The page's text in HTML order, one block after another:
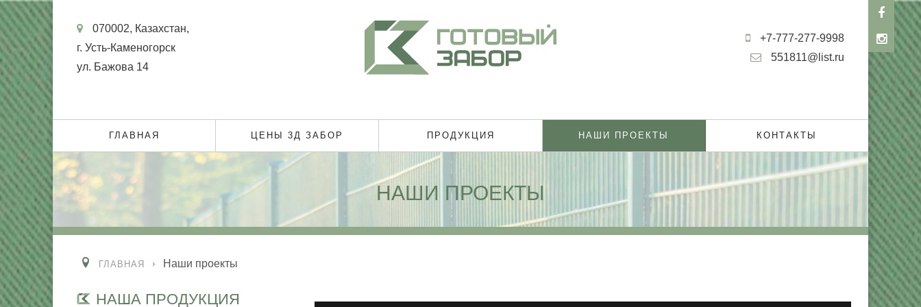
070002, Казахстан,
г. Усть-Каменогорск
ул. Бажова 14
+7-777-277-9998
551811@list.ru
ГЛАВНАЯ ЦЕНЫ 3Д ЗАБОР ПРОДУКЦИЯ НАШИ ПРОЕКТЫ КОНТАКТЫ
НАШИ ПРОЕКТЫ
ГЛАВНАЯ Наши проекты
НАША ПРОДУКЦИЯ